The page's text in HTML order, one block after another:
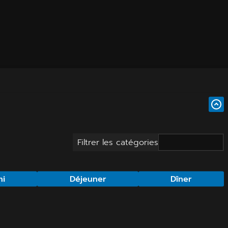
Filtrer les catégories
Déjeuner Dîner